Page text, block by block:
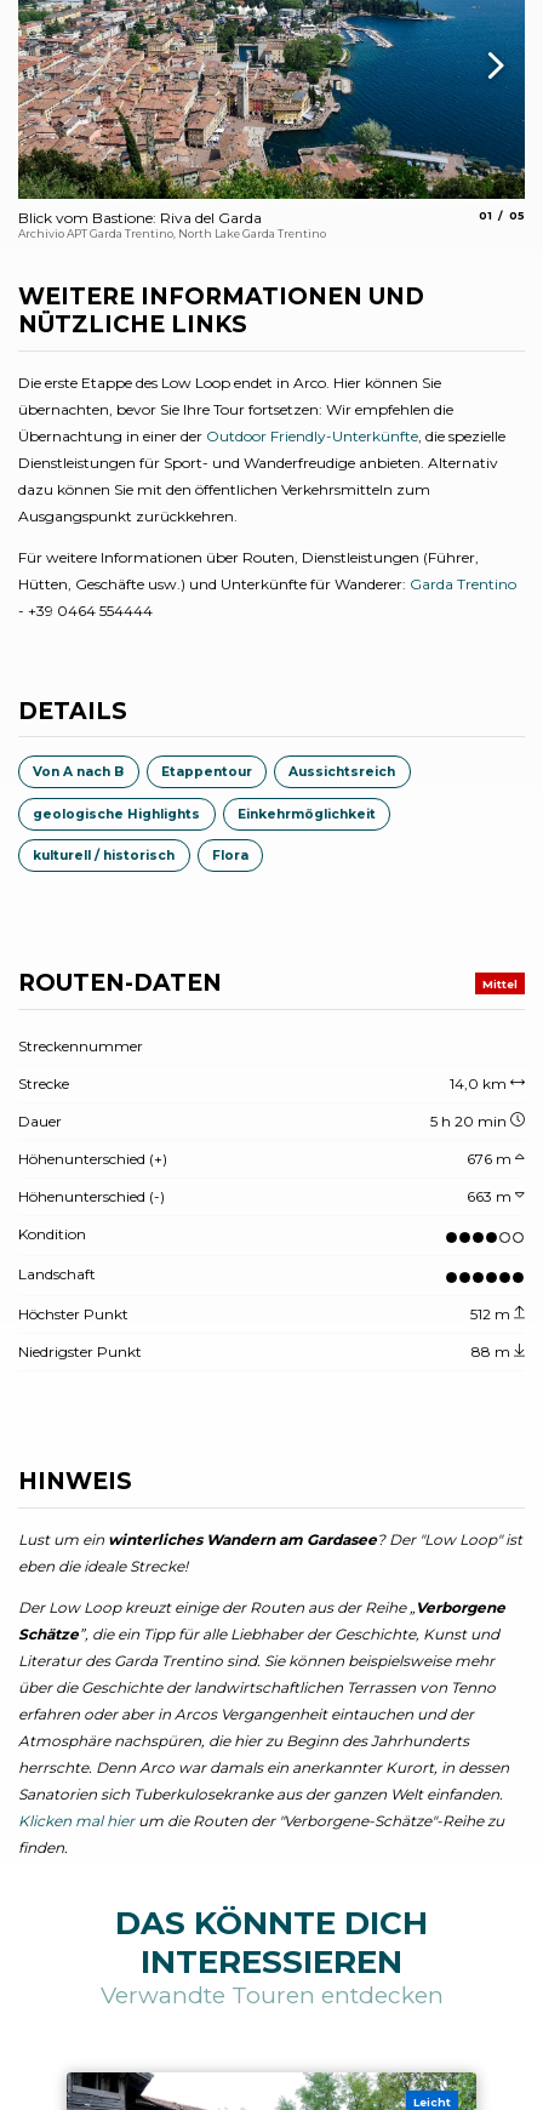
Blick vom Bastione: Riva del Garda
Archivio APT Garda Trentino, North Lake Garda Trentino
01 05
WEITERE INFORMATIONEN UND
NÜTZLICHE LINKS
Die erste Etappe des Low Loop endet in Arco. Hier können Sie
übernachten, bevor Sie Ihre Tour fortsetzen: Wir empfehlen die
Übernachtung in einer der Outdoor Friendly-Unterkünfte , die spezielle
Dienstleistungen für Sport- und Wanderfreudige anbieten. Alternativ
dazu können Sie mit den öffentlichen Verkehrsmitteln zum
Ausgangspunkt zurückkehren.
Für weitere Informationen über Routen, Dienstleistungen (Führer,
Hütten, Geschäfte usw.) und Unterkünfte für Wanderer: Garda Trentino
- +39 0464 554444
DETAILS
Von A nach B Etappentour Aussichtsreich
geologische Highlights Einkehrmöglichkeit
kulturell / historisch Flora
ROUTEN-DATEN Mittel
Streckennummer
Strecke 14,0 km
Dauer 5 h 20 min
Höhenunterschied (+) 676 m
Höhenunterschied (-) 663 m
Kondition
Landschaft
Höchster Punkt 512 m
Niedrigster Punkt 88 m
HINWEIS
Lust um ein winterliches Wandern am Gardasee? Der "Low Loop" ist
eben die ideale Strecke!
Der Low Loop kreuzt einige der Routen aus der Reihe „ Verborgene
Schätze”, die ein Tipp für alle Liebhaber der Geschichte, Kunst und
Literatur des Garda Trentino sind. Sie können beispielsweise mehr
über die Geschichte der landwirtschaftlichen Terrassen von Tenno
erfahren oder aber in Arcos Vergangenheit eintauchen und der
Atmosphäre nachspüren, die hier zu Beginn des Jahrhunderts
herrschte. Denn Arco war damals ein anerkannter Kurort, in dessen
Sanatorien sich Tuberkulosekranke aus der ganzen Welt einfanden.
Klicken mal hierum die Routen der "Verborgene-Schätze"-Reihe zu
finden.
DAS KÖNNTE DICH
INTERESSIEREN
Verwandte Touren entdecken
Leicht